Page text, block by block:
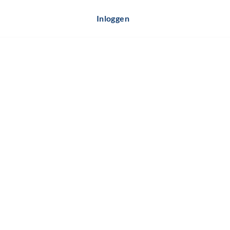
Inloggen